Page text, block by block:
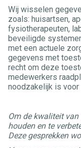
Wij wisselen
zoals: huisartsen,
fysiotherapeuten,
beveiligde
met een actuele
gegevens met
recht om deze
medewerkers
noodzakelijk is voor
Om de kwaliteit
houden en te
Deze gesprekken